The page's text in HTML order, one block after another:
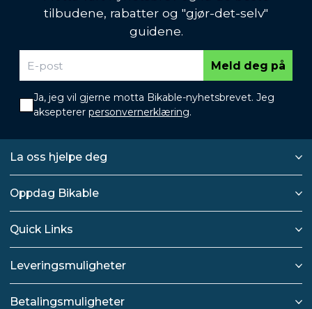
tilbudene, rabatter og "gjør-det-selv"
guidene.
Meld deg på
Ja, jeg vil gjerne motta Bikable-nyhetsbrevet. Jeg
aksepterer personvernerklæring.
La oss hjelpe deg
Oppdag Bikable
Quick Links
Leveringsmuligheter
Betalingsmuligheter